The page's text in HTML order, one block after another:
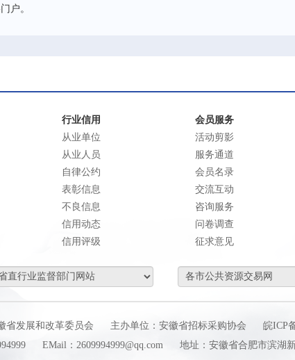
户。
行业信用
从业单位
从业人员
自律公约
表彰信息
不良信息
信用动态
信用评级
会员服务
活动剪影
服务通道
会员名录
交流互动
咨询服务
问卷调查
征求意见
省发展和改革委员会 主办单位：安徽省招标采购协会
皖ICP
EMail：2609994999@qq.com 地址：安徽省合肥市滨湖